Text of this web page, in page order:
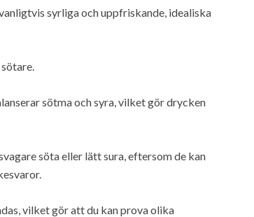
syrliga och uppfriskande, idealiska
sötma och syra, vilket gör drycken
söta eller lätt sura, eftersom de kan
vilket gör att du kan prova olika